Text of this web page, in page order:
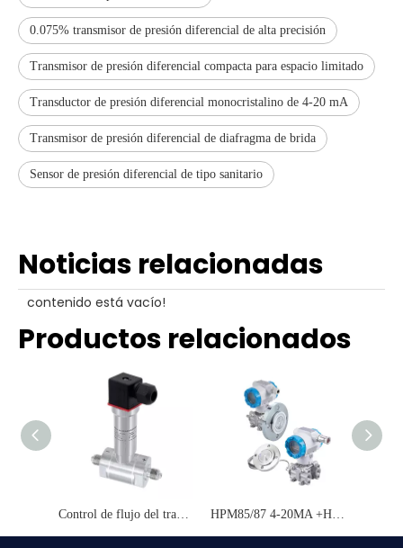
0.075% transmisor de presión diferencial de alta precisión
Transmisor de presión diferencial compacta para espacio limitado
Transductor de presión diferencial monocristalino de 4-20 mA
Transmisor de presión diferencial de diafragma de brida
Sensor de presión diferencial de tipo sanitario
Noticias relacionadas
contenido está vacío!
Productos relacionados
Control de flujo del transmisor diferencial de silicio monocristalino compacto HPM3136 HPM85/87 4-20MA +HART BRIDA DIAFRAGMO TRANSMISTOR DE PRESIÓN